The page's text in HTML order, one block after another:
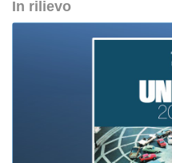
In rilievo